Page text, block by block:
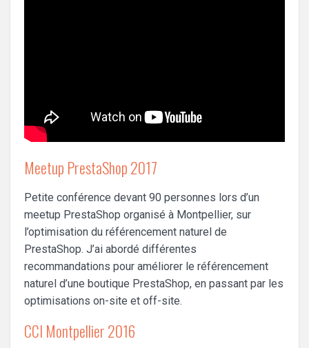
Meetup PrestaShop 2017
Petite conférence devant 90 personnes lors d’un
meetup PrestaShop organisé à Montpellier, sur
l’optimisation du référencement naturel de
PrestaShop. J’ai abordé différentes
recommandations pour améliorer le référencement
naturel d’une boutique PrestaShop, en passant par les
optimisations on-site et off-site.
CCI Montpellier 2016